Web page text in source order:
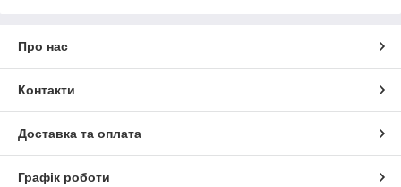
Про нас
Контакти
Доставка та оплата
Графік роботи